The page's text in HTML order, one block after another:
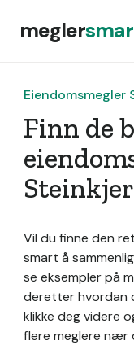
megler
Eiendomsmegler
Finn de
Steinkjer
Vil du finne den
smart å
se eksempler på
deretter hvordan
klikke deg videre
flere meglere nær